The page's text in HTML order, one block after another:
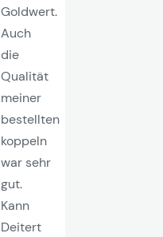
Goldwert.
Auch
die
Qualität
meiner
bestellten
koppeln
war sehr
gut.
Kann
Deitert